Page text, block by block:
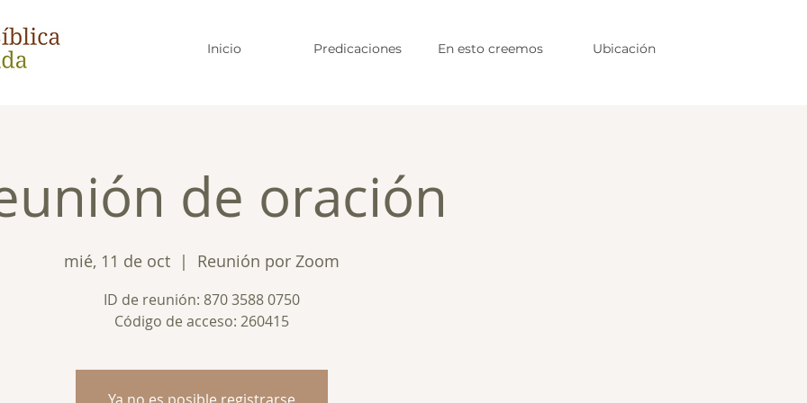
Inicio Predicaciones En esto creemos Ubicación
de oración
mié, 11 de oct
  |
Reunión por Zoom
ID de reunión: 870 3588 0750
Código de acceso: 260415